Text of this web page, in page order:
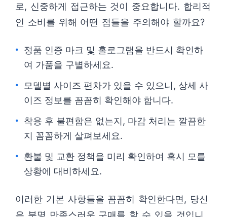
로, 신중하게 접근하는 것이 중요합니다. 합리적
인 소비를 위해 어떤 점들을 주의해야 할까요?
정품 인증 마크 및 홀로그램을 반드시 확인하
여 가품을 구별하세요.
모델별 사이즈 편차가 있을 수 있으니, 상세 사
이즈 정보를 꼼꼼히 확인해야 합니다.
착용 후 불편함은 없는지, 마감 처리는 깔끔한
지 꼼꼼하게 살펴보세요.
환불 및 교환 정책을 미리 확인하여 혹시 모를
상황에 대비하세요.
이러한 기본 사항들을 꼼꼼히 확인한다면, 당신
은 분명 만족스러운 구매를 할 수 있을 것입니